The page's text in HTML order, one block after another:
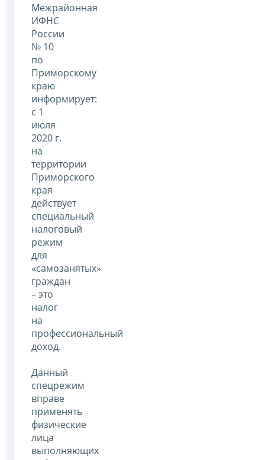
Межрайонная
ИФНС
России
№ 10
по
Приморскому
краю
информирует:
с 1
июля
2020 г.
на
территории
Приморского
края
действует
специальный
налоговый
режим
для
«самозанятых»
граждан
– это
налог
на
профессиональный
доход.
Данный
спецрежим
вправе
применять
физические
лица
выполняющих